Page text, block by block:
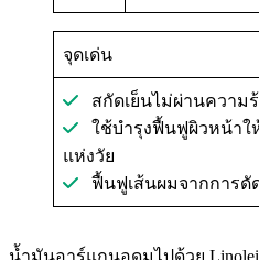
จุดเด่น
สกัดเย็นไม่ผ่านความ
ใช้บำรุงฟื้นฟูผิวหน้าใ
แห่งวัย
ฟื้นฟูเส้นผมจากการดั
น้ำมันอาร์แกนอุดมไปด้วย